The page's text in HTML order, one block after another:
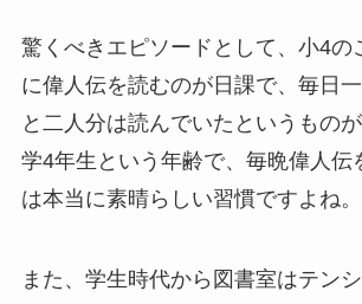
驚くべきエピソードとして、小4の
に偉人伝を読むのが日課で、毎日
と二人分は読んでいたというもの
学4年生という年齢で、毎晩偉人伝
は本当に素晴らしい習慣ですよね。
また、学生時代から図書室はテン